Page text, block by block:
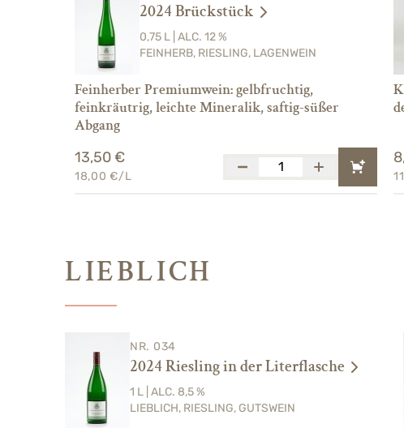
2024 Brückstück
0,75 L | ALC. 12 %
FEINHERB, RIESLING, LAGENWEIN
Feinherber Premiumwein: gelbfruchtig,
feinkräutrig, leichte Mineralik, saftig-süßer
Abgang
13,50 €
18,00 €/L
LIEBLICH
NR. 034
2024 Riesling in der Literflasche
1 L | ALC. 8,5 %
LIEBLICH, RIESLING, GUTSWEIN